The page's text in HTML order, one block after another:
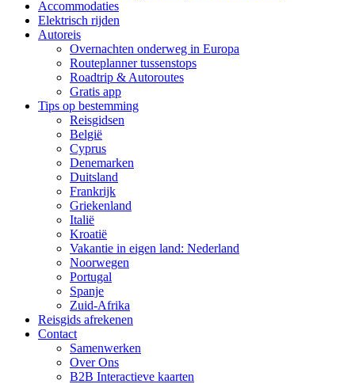
Accommodaties
Elektrisch rijden
Autoreis
Overnachten onderweg in Europa
Routeplanner tussenstops
Roadtrip & Autoroutes
Gratis app
Tips op bestemming
Reisgidsen
België
Cyprus
Denemarken
Duitsland
Frankrijk
Griekenland
Italië
Kroatië
Vakantie in eigen land: Nederland
Noorwegen
Portugal
Spanje
Zuid-Afrika
Reisgids afrekenen
Contact
Samenwerken
Over Ons
B2B Interactieve kaarten